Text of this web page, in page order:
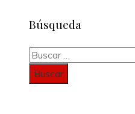
Búsqueda
Buscar: